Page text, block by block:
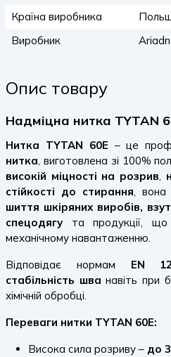
Країна виробника
Виробник
Опис товару
Надміцна нитка TYTAN
Нитка TYTAN 60E – це
нитка, виготовлена зі 100%
високій міцності на розрив,
стійкості до стирання, вона
шиття шкіряних виробів,
спецодягу та продукції, що
механічному навантаженню.
Відповідає нормам EN
стабільність шва навіть при
хімічній обробці.
Переваги нитки TYTAN 60E:
Висока сила розриву – до